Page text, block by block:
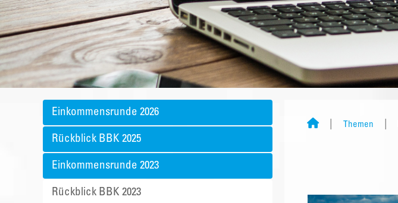
Einkommensrunde 2026
Rückblick BBK 2025
Einkommensrunde 2023
Rückblick BBK 2023
Themen